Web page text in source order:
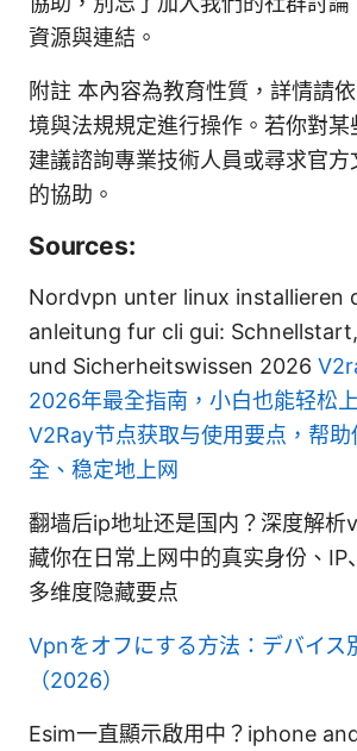
資源與連結。
附註 本內容為教育性質，詳情請
境與法規規定進行操作。若你對某
建議諮詢專業技術人員或尋求官
的協助。
Sources:
Nordvpn unter linux installieren
anleitung fur cli gui:
und Sicherheitswissen 2026
2026年最全指南，小白也能轻松
V2Ray节点获取与使用要点，帮
全、稳定地上网
翻墙后ip地址还是国内？深度解析
藏你在日常上网中的真实身份、IP
多维度隐藏要点
Vpnをオフにする方法：デバイス
（2026）
Esim一直顯示啟用中？iphone